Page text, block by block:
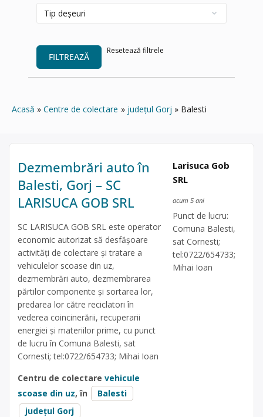
FILTREAZĂ
Resetează filtrele
Acasă Centre de colectare județul Gorj Balesti
Dezmembrări auto în
Balesti, Gorj – SC
LARISUCA GOB SRL
SC LARISUCA GOB SRL este operator
economic autorizat să desfăşoare
activităţi de colectare şi tratare a
vehiculelor scoase din uz,
dezmembrări auto, dezmembrarea
părtilor componente și sortarea lor,
predarea lor către reciclatori în
vederea coincinerării, recuperarii
energiei și materiilor prime, cu punct
de lucru în Comuna Balesti, sat
Cornesti; tel:0722/654733; Mihai Ioan
Centru de colectare vehicule
scoase din uz, în
Balesti
județul Gorj
Larisuca Gob
SRL
acum 5 ani
Punct de lucru:
Comuna Balesti,
sat Cornesti;
tel:0722/654733;
Mihai Ioan